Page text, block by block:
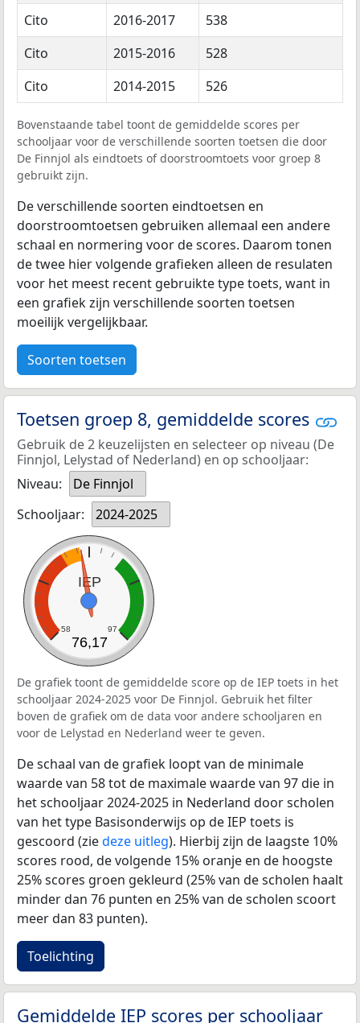
Cito
2016-2017
538
Cito
2015-2016
528
Cito
2014-2015 526
Bovenstaande tabel toont de gemiddelde scores per
schooljaar voor de verschillende soorten toetsen die door
De Finnjol als eindtoets of doorstroomtoets voor groep 8
gebruikt zijn.
De verschillende soorten eindtoetsen en
doorstroomtoetsen gebruiken allemaal een andere
schaal en normering voor de scores. Daarom tonen
de twee hier volgende grafieken alleen de resulaten
voor het meest recent gebruikte type toets, want in
een grafiek zijn verschillende soorten toetsen
moeilijk vergelijkbaar.
Soorten toetsen
Toetsen groep 8, gemiddelde scores
Gebruik de 2 keuzelijsten en selecteer op niveau (De
Finnjol, Lelystad of Nederland) en op schooljaar:
Niveau:
De Finnjol
Schooljaar:
2024-2025
IEP
58 97
76,17
De grafiek toont de gemiddelde score op de IEP toets in het
schooljaar 2024-2025 voor De Finnjol. Gebruik het filter
boven de grafiek om de data voor andere schooljaren en
voor de Lelystad en Nederland weer te geven.
De schaal van de grafiek loopt van de minimale
waarde van 58 tot de maximale waarde van 97 die in
het schooljaar 2024-2025 in Nederland door scholen
van het type Basisonderwijs op de IEP toets is
gescoord (ziedeze uitleg). Hierbij zijn de laagste 10%
scores rood, de volgende 15% oranje en de hoogste
25% scores groen gekleurd (25% van de scholen haalt
minder dan 76 punten en 25% van de scholen scoort
meer dan 83 punten).
Toelichting
Gemiddelde IEP scores per schooljaar